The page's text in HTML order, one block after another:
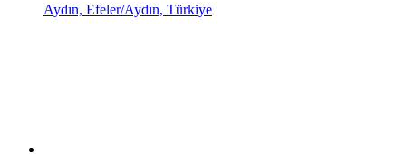
Aydın, Efeler/Aydın, Türkiye